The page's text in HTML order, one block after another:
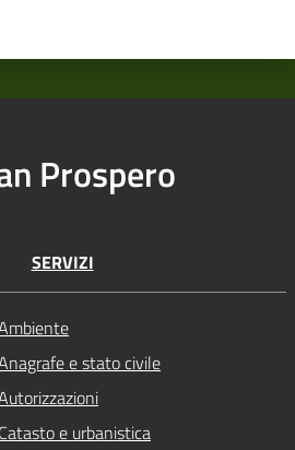
Prospero
SERVIZI
e stato civile
Catasto e urbanistica